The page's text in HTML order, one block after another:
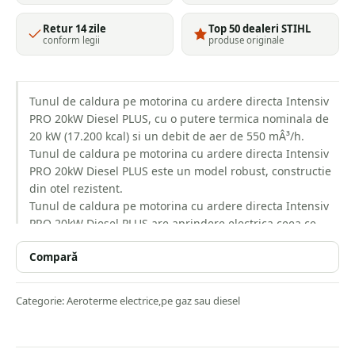
Tunul de caldura pe motorina cu ardere directa Intensiv
PRO 20kW Diesel PLUS, cu o putere termica nominala de
20 kW (17.200 kcal) si un debit de aer de 550 mÂ³/h.
Tunul de caldura pe motorina cu ardere directa Intensiv
PRO 20kW Diesel PLUS este un model robust, constructie
din otel rezistent.
Tunul de caldura pe motorina cu ardere directa Intensiv
PRO 20kW Diesel PLUS are aprindere electrica ceea ce
inseamna ca avem nevoie si de o sursa de curent (220-
240V / 50Hz).
Tunul de caldura pe motorina cu ardere directa Intensiv
PRO 20kW Diesel PLUS, are camera de ardere din otel
inoxidabil cu racire prin ventilator.
PRO 20kW Diesel PLUS este dotat cu un ventilator cu
debit
550
mc/h
Retur 14 zile
conform legii
Top 50 dealeri STIHL
produse originale
Compară
Categorie:Aeroterme electrice,pe gaz sau diesel